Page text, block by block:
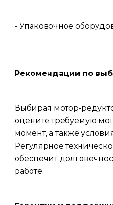
- Упаковочное
Рекомендации по
Выбирая мотор-
оцените требуемую
момент, а также
Регулярное
обеспечит
работе.